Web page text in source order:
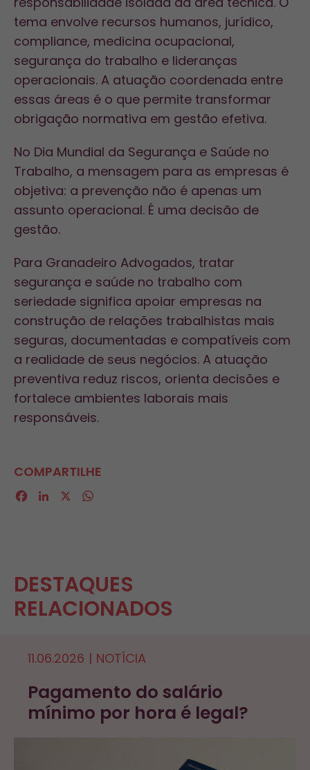
tema envolve recursos humanos, jurídico,
compliance, medicina ocupacional,
segurança do trabalho e lideranças
operacionais. A atuação coordenada entre
essas áreas é o que permite transformar
obrigação normativa em gestão efetiva.
No Dia Mundial da Segurança e Saúde no
Trabalho, a mensagem para as empresas é
objetiva: a prevenção não é apenas um
assunto operacional. É uma decisão de
gestão.
Para Granadeiro Advogados, tratar
segurança e saúde no trabalho com
seriedade significa apoiar empresas na
construção de relações trabalhistas mais
seguras, documentadas e compatíveis com
a realidade de seus negócios. A atuação
preventiva reduz riscos, orienta decisões e
fortalece ambientes laborais mais
responsáveis.
COMPARTILHE
Facebook
LinkedIn
DESTAQUES
RELACIONADOS
11.06.2026 | NOTÍCIA
Pagamento do salário
mínimo por hora é legal?